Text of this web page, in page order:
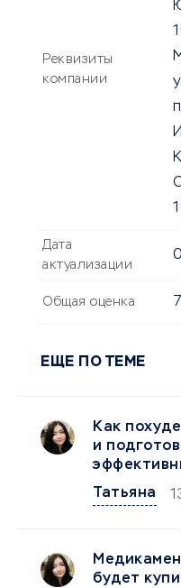
Реквизиты
компании
Дата
актуализации
Общая оценка
ЕЩЕ ПО ТЕМЕ
Как
и
Татьяна
будет